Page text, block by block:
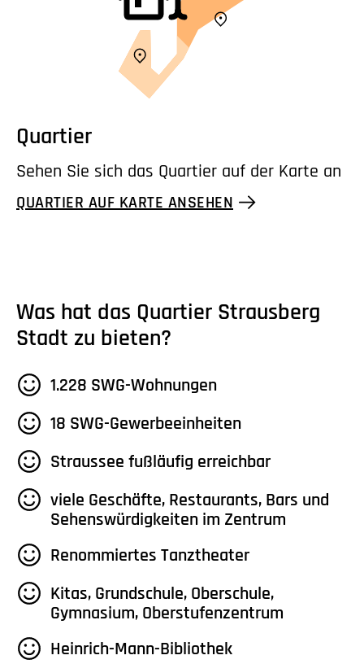
Quartier
Sehen Sie sich das Quartier auf der Karte an
QUARTIER AUF KARTE ANSEHEN
Was hat das Quartier Strausberg
Stadt zu bieten?
1.228 SWG-Wohnungen
18 SWG-Gewerbeeinheiten
Straussee fußläufig erreichbar
viele Geschäfte, Restaurants, Bars und
Sehenswürdigkeiten im Zentrum
Renommiertes Tanztheater
Kitas, Grundschule, Oberschule,
Gymnasium, Oberstufenzentrum
Heinrich-Mann-Bibliothek